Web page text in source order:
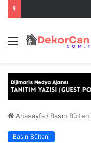
Menü
Anasayfa / Basın Bülteni
Basın Bülteni